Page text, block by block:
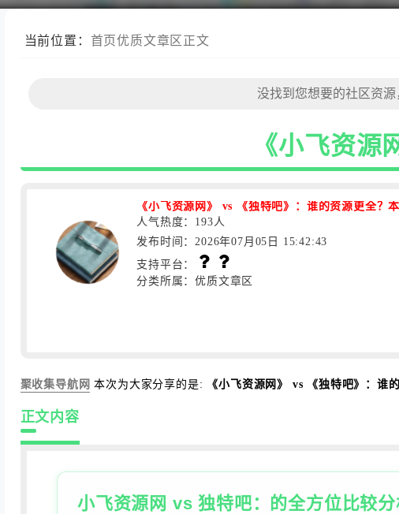
当前位置： 首页优质文章区 正文
《小飞资源
《小飞资源网》 vs 《独特吧》：谁的资源更全？
人气热度：193人
发布时间：2026年07月05日 15:42:43
支持平台：
分类所属：优质文章区
聚收集导航网 本次为大家分享的是: 《小飞资源网》 vs 《独特吧》：谁
正文内容
小飞资源网 vs独特吧 ：的全方位比较